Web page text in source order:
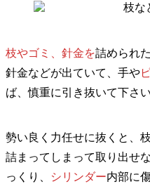
枝やゴミ、針金を詰められ
針金などが出ていて、手や
ば、慎重に引き抜いて下さい
勢い良く力任せに抜くと、
詰まってしまって取り出せ
っくり、
シリンダー内部に